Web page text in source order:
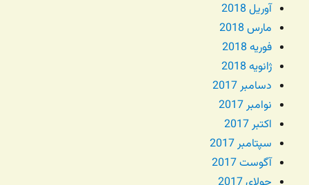
آوریل 2018
مارس 2018
فوریه 2018
ژانویه 2018
دسامبر 2017
نوامبر 2017
اکتبر 2017
سپتامبر 2017
آگوست 2017